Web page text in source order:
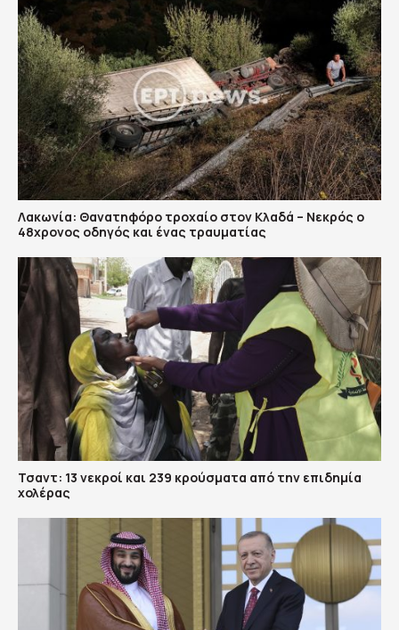
Λακωνία: Θανατηφόρο τροχαίο στον Κλαδά – Νεκρός ο
48χρονος οδηγός και ένας τραυματίας
Τσαντ: 13 νεκροί και 239 κρούσματα από την επιδημία
χολέρας